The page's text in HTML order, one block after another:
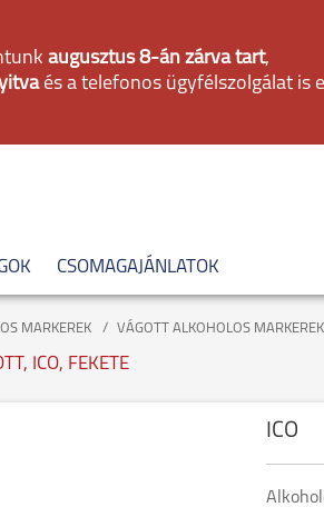
augusztus 8-án zárva tart,
és a telefonos ügyfélszolgálat is
CSOMAGAJÁNLATOK
MARKEREK VÁGOTT ALKOHOLOS MARKEREK
ICO, FEKETE
ICO